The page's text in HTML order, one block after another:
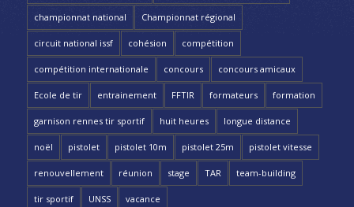
championnat national Championnat régional
circuit national issf cohésion compétition
compétition internationale concours concours amicaux
Ecole de tir entrainement FFTIR formateurs formation
garnison rennes tir sportif huit heures longue distance
noël pistolet pistolet 10m pistolet 25m pistolet vitesse
renouvellement réunion stage TAR team-building
tir sportif UNSS vacance